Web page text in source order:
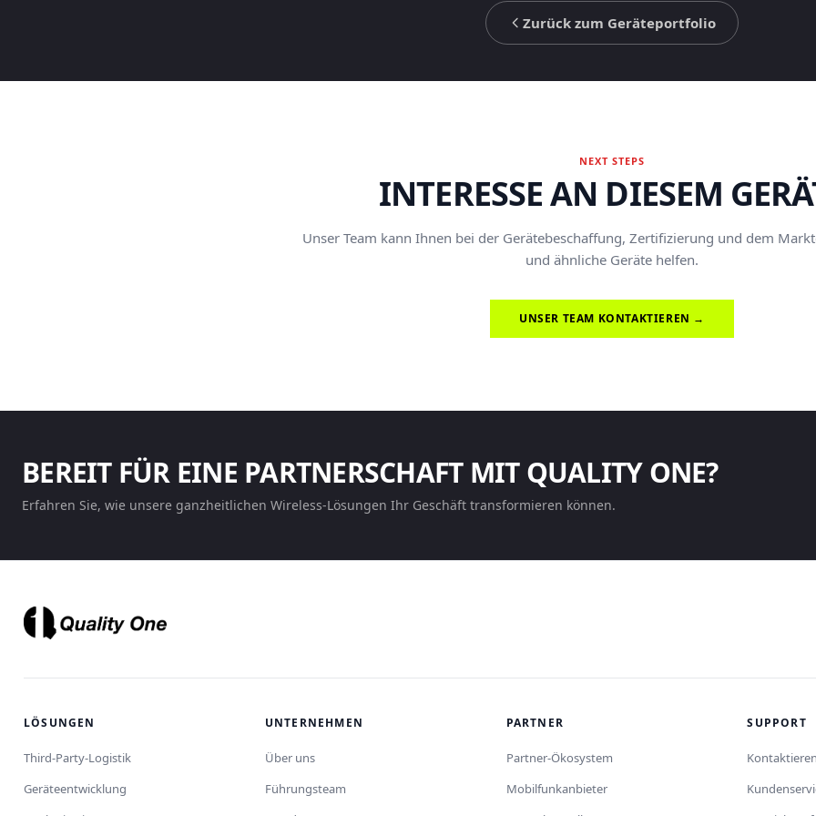
Zurück zum Geräteportfolio
NEXT STEPS
INTERESSE AN DIESEM
Unser Team kann Ihnen bei der Gerätebeschaffung, Zertifizierung und dem
und ähnliche Geräte helfen.
UNSER TEAM KONTAKTIEREN →
BEREIT FÜR EINE PARTNERSCHAFT MIT QUALITY ONE?
Erfahren Sie, wie unsere ganzheitlichen Wireless-Lösungen Ihr Geschäft transformieren können.
LÖSUNGEN
Third-Party-Logistik
Geräteentwicklung
UNTERNEHMEN
Über uns
Führungsteam
PARTNER
Partner-Ökosystem
Mobilfunkanbieter
SUPPORT